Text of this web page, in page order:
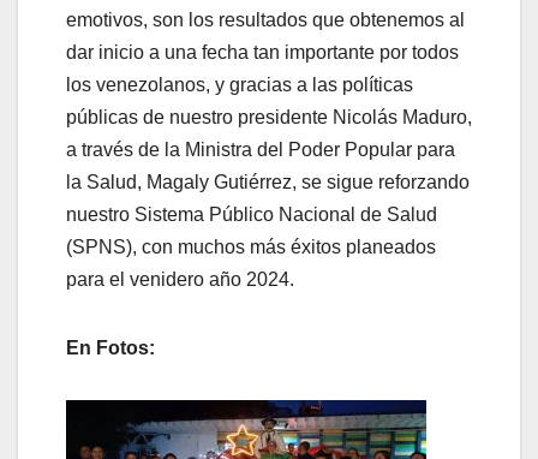
emotivos, son los resultados que obtenemos al
dar inicio a una fecha tan importante por todos
los venezolanos, y gracias a las políticas
públicas de nuestro presidente Nicolás Maduro,
a través de la Ministra del Poder Popular para
la Salud, Magaly Gutiérrez, se sigue reforzando
nuestro Sistema Público Nacional de Salud
(SPNS), con muchos más éxitos planeados
para el venidero año 2024.
En Fotos: